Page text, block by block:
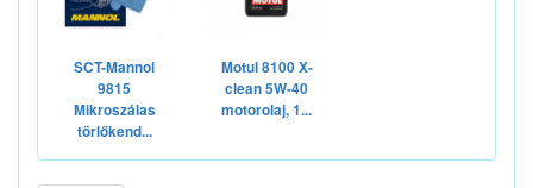
SCT-Mannol
9815
Mikroszálas
törlőkend...
Motul 8100 X-
clean 5W-40
motorolaj, 1...